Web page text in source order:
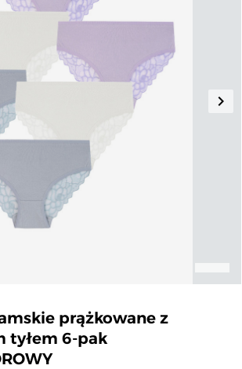
keyboard_arrow_right
prążkowane z
tyłem 6-pak